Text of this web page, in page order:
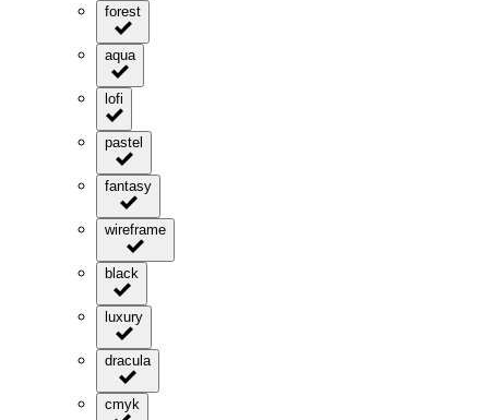
forest
aqua
lofi
pastel
fantasy
wireframe
black
luxury
dracula
cmyk